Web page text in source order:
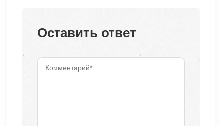
Оставить ответ